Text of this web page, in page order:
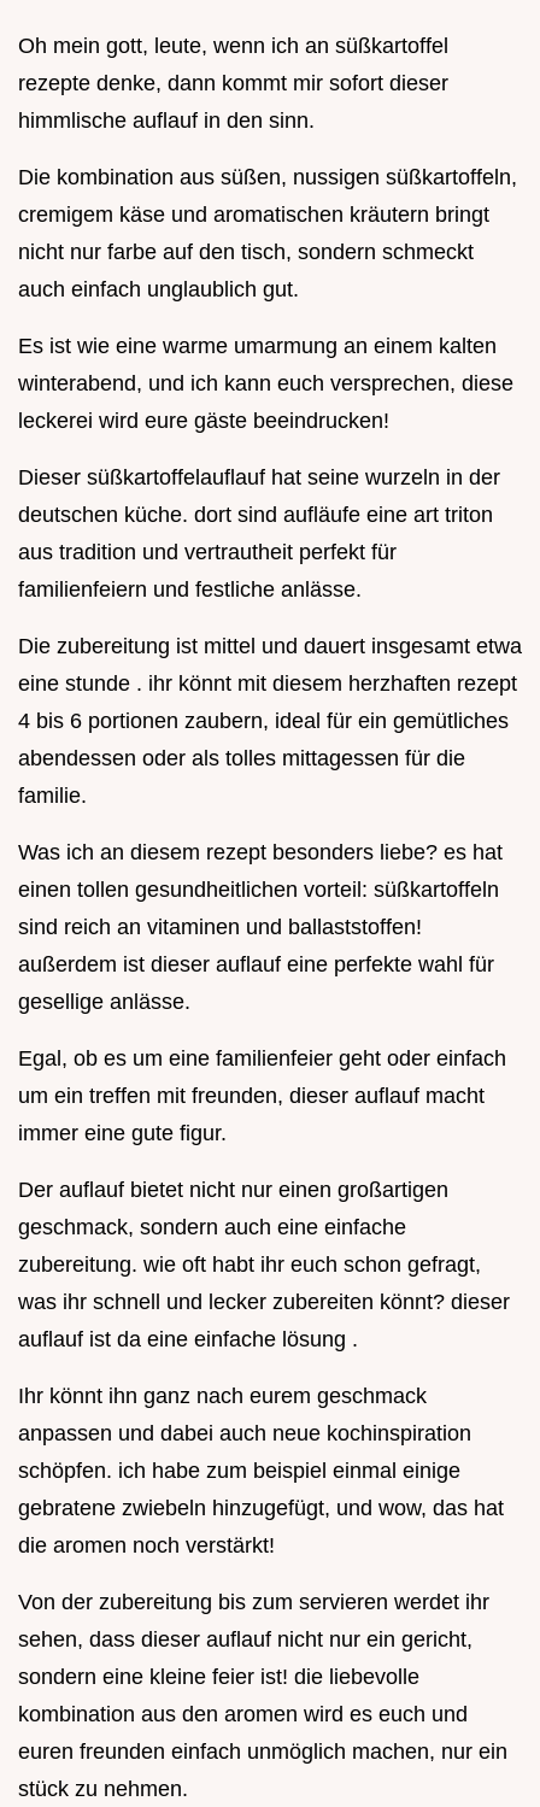
Oh mein gott, leute, wenn ich an süßkartoffel
rezepte denke, dann kommt mir sofort dieser
himmlische auflauf in den sinn.
Die kombination aus süßen, nussigen süßkartoffeln,
cremigem käse und aromatischen kräutern bringt
nicht nur farbe auf den tisch, sondern schmeckt
auch einfach unglaublich gut.
Es ist wie eine warme umarmung an einem kalten
winterabend, und ich kann euch versprechen, diese
leckerei wird eure gäste beeindrucken!
Dieser süßkartoffelauflauf hat seine wurzeln in der
deutschen küche. dort sind aufläufe eine art triton
aus tradition und vertrautheit perfekt für
familienfeiern und festliche anlässe.
Die zubereitung ist mittel und dauert insgesamt etwa
eine stunde . ihr könnt mit diesem herzhaften rezept
4 bis 6 portionen zaubern, ideal für ein gemütliches
abendessen oder als tolles mittagessen für die
familie.
Was ich an diesem rezept besonders liebe? es hat
einen tollen gesundheitlichen vorteil: süßkartoffeln
sind reich an vitaminen und ballaststoffen!
außerdem ist dieser auflauf eine perfekte wahl für
gesellige anlässe.
Egal, ob es um eine familienfeier geht oder einfach
um ein treffen mit freunden, dieser auflauf macht
immer eine gute figur.
Der auflauf bietet nicht nur einen großartigen
geschmack, sondern auch eine einfache
zubereitung. wie oft habt ihr euch schon gefragt,
was ihr schnell und lecker zubereiten könnt? dieser
auflauf ist da eine einfache lösung .
Ihr könnt ihn ganz nach eurem geschmack
anpassen und dabei auch neue kochinspiration
schöpfen. ich habe zum beispiel einmal einige
gebratene zwiebeln hinzugefügt, und wow, das hat
die aromen noch verstärkt!
Von der zubereitung bis zum servieren werdet ihr
sehen, dass dieser auflauf nicht nur ein gericht,
sondern eine kleine feier ist! die liebevolle
kombination aus den aromen wird es euch und
euren freunden einfach unmöglich machen, nur ein
stück zu nehmen.